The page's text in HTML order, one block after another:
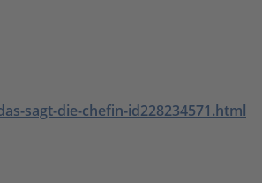
sagt-die-chefin-id228234571.html